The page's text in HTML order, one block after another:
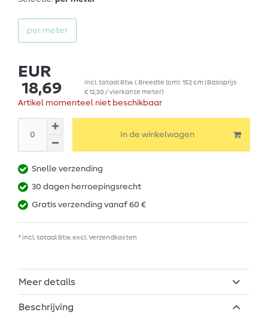
per meter
EUR
18,69
incl. totaal Btw. ( Breedte (cm): 152 cm | Basisprijs
€ 12,30 / vierkante meter)
Artikel momenteel niet beschikbaar
In de winkelwagen
Snelle verzending
30 dagen herroepingsrecht
Gratis verzending vanaf 60 €
* incl. totaal Btw. excl.Verzendkosten
Meer details
Beschrijving